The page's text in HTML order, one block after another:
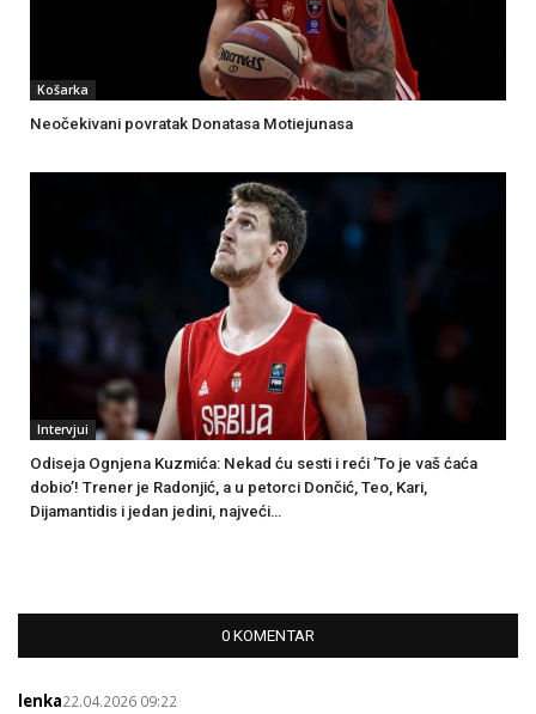
Košarka
Neočekivani povratak Donatasa Motiejunasa
Intervjui
Odiseja Ognjena Kuzmića: Nekad ću sesti i reći ’To je vaš ćaća
dobio’! Trener je Radonjić, a u petorci Dončić, Teo, Kari,
Dijamantidis i jedan jedini, najveći…
0 KOMENTAR
lenka22.04.2026 09:22